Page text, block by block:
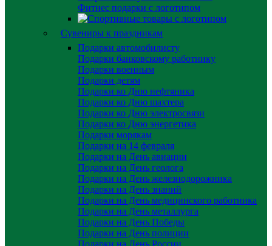
Фитнес подарки с логотипом
Сувениры к праздникам
Подарки автомобилисту
Подарки банковскому работнику
Подарки военным
Подарки детям
Подарки ко Дню нефтяника
Подарки ко Дню шахтера
Подарки ко Дню электросвязи
Подарки ко Дню энергетика
Подарки морякам
Подарки на 14 февраля
Подарки на День авиации
Подарки на День геолога
Подарки на День железнодорожника
Подарки на День знаний
Подарки на День медицинского работника
Подарки на День металлурга
Подарки на День Победы
Подарки на День полиции
Подарки на День России